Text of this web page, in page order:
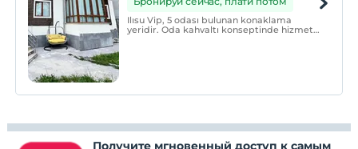
Ilısu Vip, 5 odası bulunan konaklama
yeridir. Oda kahvaltı konseptinde hizmet
Получите мгновенный доступ к самым